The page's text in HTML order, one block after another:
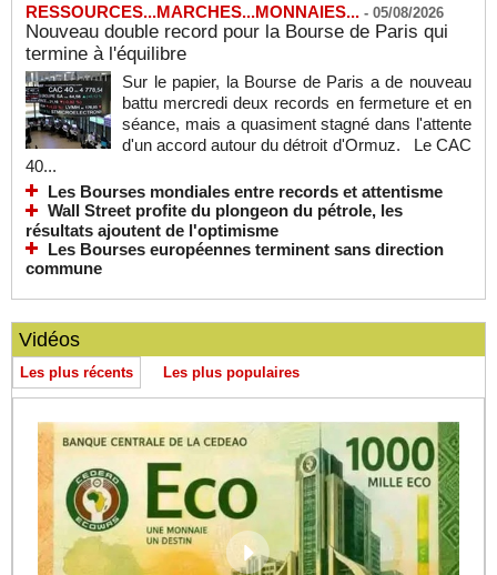
RESSOURCES...MARCHES...MONNAIES... - 05/08/2026
Nouveau double record pour la Bourse de Paris qui
termine à l'équilibre
Sur le papier, la Bourse de Paris a de nouveau
battu mercredi deux records en fermeture et en
séance, mais a quasiment stagné dans l'attente
d'un accord autour du détroit d'Ormuz. Le CAC
40...
Les Bourses mondiales entre records et attentisme
Wall Street profite du plongeon du pétrole, les
résultats ajoutent de l'optimisme
Les Bourses européennes terminent sans direction
commune
Vidéos
Les plus récents Les plus populaires